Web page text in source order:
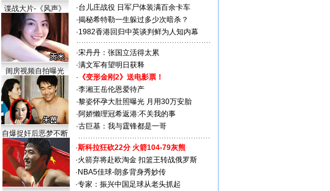
谍战大片-《风声》
闺房视频自拍曝光
自爆捉奸后恶梦不断
·台儿庄战役 日军尸体装满百余卡车
·揭秘希特勒一生躲过多少次暗杀？
·1982香港回归中英谈判鲜为人知内幕
·宋丹丹：张国立活得太累
·满文军有望明日获释
· 《变形金刚2》送电影票！
·李湘王岳伦恩爱待产
·黎姿怀孕大肚照曝光 月用30万安胎
·阿娇懒理冠希返港:不关我的事
·古巨基：我与霆锋都是一哥
·斯科拉狂砍22分 火箭104-79灰熊
·火箭弃将赴欧淘金 扣篮王转战俄罗斯
· NBA5佳球-朗多背身秀妙传
·专家：振兴中国足球从老头抓起